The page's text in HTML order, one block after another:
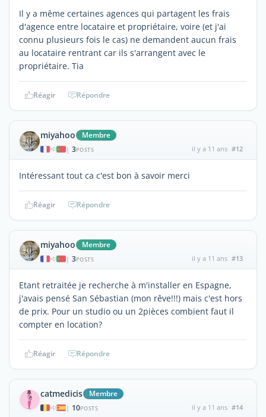
Il y a même certaines agences qui partagent les frais
d'agence entre locataire et propriétaire, voire (et j'ai
connu plusieurs fois le cas) ne demandent aucun frais
au locataire rentrant car ils s'arrangent avec le
propriétaire. Tia
Réagir Répondre
miyahoo Membre
| 3POSTS il y a 11 ans #12
Intéressant tout ca c'est bon à savoir merci
Réagir Répondre
miyahoo Membre
| 3POSTS il y a 11 ans #13
Etant retraitée je recherche à m'installer en Espagne,
j'avais pensé San Sébastian (mon rêve!!!) mais c'est hors
de prix. Pour un studio ou un 2pièces combient faut il
compter en location?
Réagir Répondre
catmedicis Membre
| 10POSTS il y a 11 ans #14